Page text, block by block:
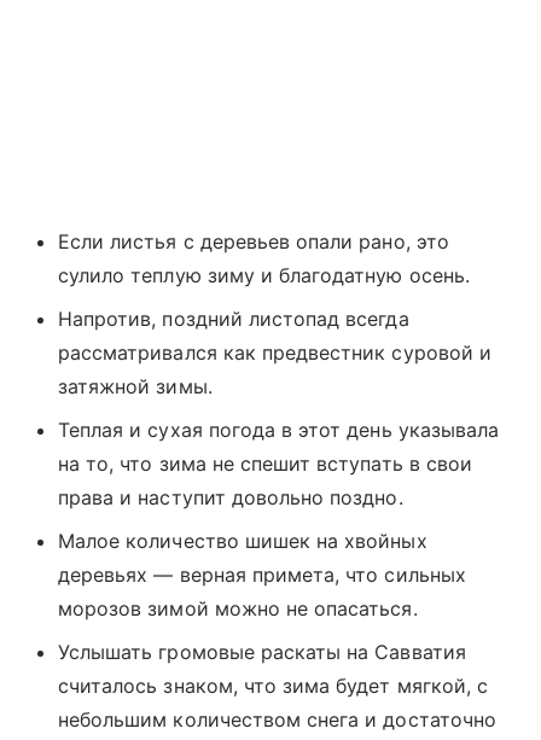
Если листья с деревьев опали рано, это
сулило теплую зиму и благодатную осень.
Напротив, поздний листопад всегда
рассматривался как предвестник суровой и
затяжной зимы.
Теплая и сухая погода в этот день указывала
на то, что зима не спешит вступать в свои
права и наступит довольно поздно.
Малое количество шишек на хвойных
деревьях — верная примета, что сильных
морозов зимой можно не опасаться.
Услышать громовые раскаты на Савватия
считалось знаком, что зима будет мягкой, с
небольшим количеством снега и достаточно